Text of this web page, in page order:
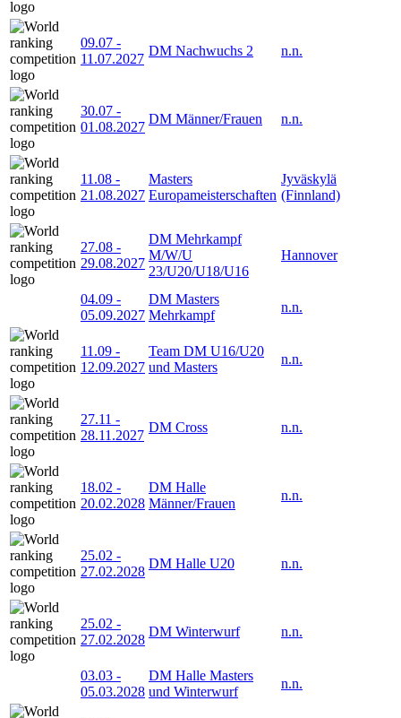
09.07 -
11.07.2027
DM Nachwuchs 2 n.n.
30.07 -
01.08.2027
DM Männer/Frauen n.n.
11.08 -
21.08.2027
Masters
Europameisterschaften
Jyväskylä
(Finnland)
27.08 -
29.08.2027
DM Mehrkampf
M/W/U
23/U20/U18/U16
Hannover
04.09 -
05.09.2027
DM Masters
Mehrkampf
n.n.
11.09 -
12.09.2027
Team DM U16/U20
und Masters
n.n.
27.11 -
28.11.2027
DM Cross n.n.
18.02 -
20.02.2028
DM Halle
Männer/Frauen
n.n.
25.02 -
27.02.2028
DM Halle U20 n.n.
25.02 -
27.02.2028
DM Winterwurf n.n.
03.03 -
05.03.2028
DM Halle Masters
und Winterwurf
n.n.